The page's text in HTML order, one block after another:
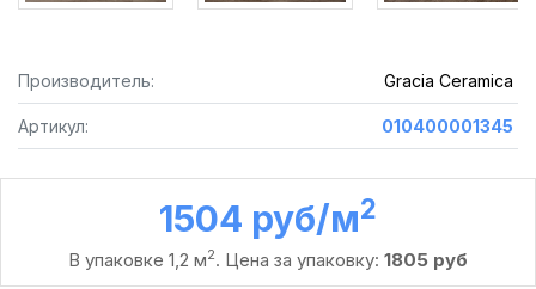
Производитель: Gracia Ceramica
Артикул: 010400001345
1504 руб /м2
В упаковке 1,2 м2. Цена за упаковку: 1805 руб